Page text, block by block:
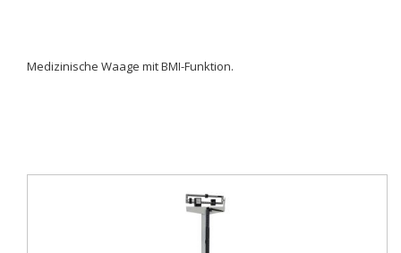
Medizinische Waage mit BMI-Funktion.